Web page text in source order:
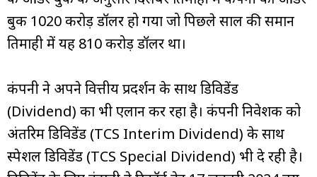
बुक 1020 करोड़ डॉलर हो गया जो पिछले साल की समान
तिमाही में यह 810 करोड़ डॉलर था।
कंपनी ने अपने वित्तीय प्रदर्शन के साथ डिविडेंड
(Dividend) का भी एलान कर रहा है। कंपनी निवेशक को
अंतरिम डिविडेंड (TCS Interim Dividend) के साथ
स्पेशल डिविडेंड (TCS Special Dividend) भी दे रही है।